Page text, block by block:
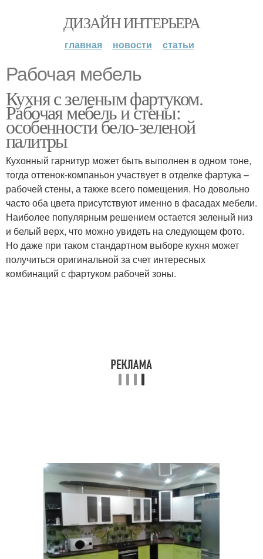
ДИЗАЙН ИНТЕРЬЕРА
главная новости статьи
Рабочая мебель
Кухня с зеленым фартуком.
Рабочая мебель и стены:
особенности бело-зеленой
палитры
Кухонный гарнитур может быть выполнен в одном тоне,
тогда оттенок-компаньон участвует в отделке фартука –
рабочей стены, а также всего помещения. Но довольно
часто оба цвета присутствуют именно в фасадах мебели.
Наиболее популярным решением остается зеленый низ
и белый верх, что можно увидеть на следующем фото.
Но даже при таком стандартном выборе кухня может
получиться оригинальной за счет интересных
комбинаций с фартуком рабочей зоны.